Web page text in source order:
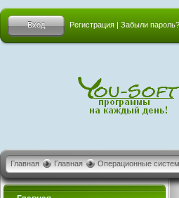
Вход Регистрация | Забыли пароль?
Главная Главная Операционные